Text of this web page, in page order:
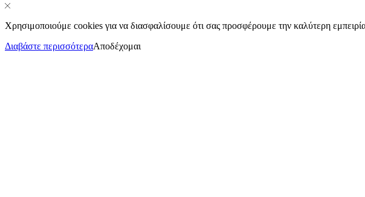
Χρησιμοποιούμε cookies για να διασφαλίσουμε ότι σας προσφέρουμε την καλύτερη
Διαβάστε περισσότεραΑποδέχομαι